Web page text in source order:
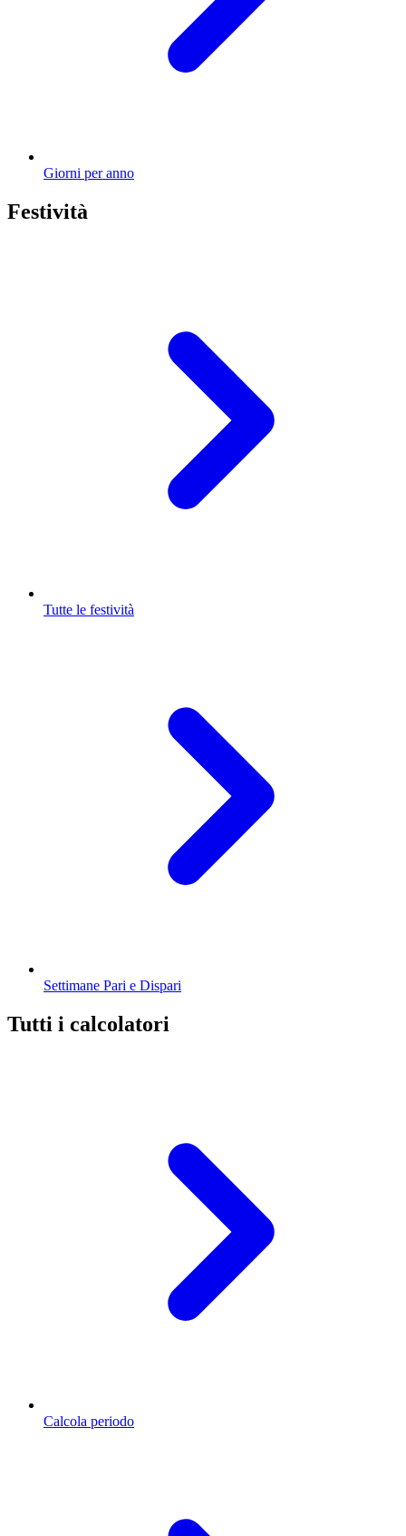
Giorni per anno
Festività
Tutte le festività
Settimane Pari e Dispari
Tutti i calcolatori
Calcola periodo